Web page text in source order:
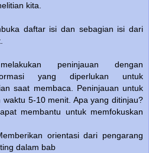
kita.
daftar isi dan sebagian isi dari
peninjauan dengan
yang diperlukan untuk
saat membaca. Peninjauan untuk
5-10 menit. Apa yang ditinjau?
membantu untuk memfokuskan
orientasi dari pengarang
dalam bab